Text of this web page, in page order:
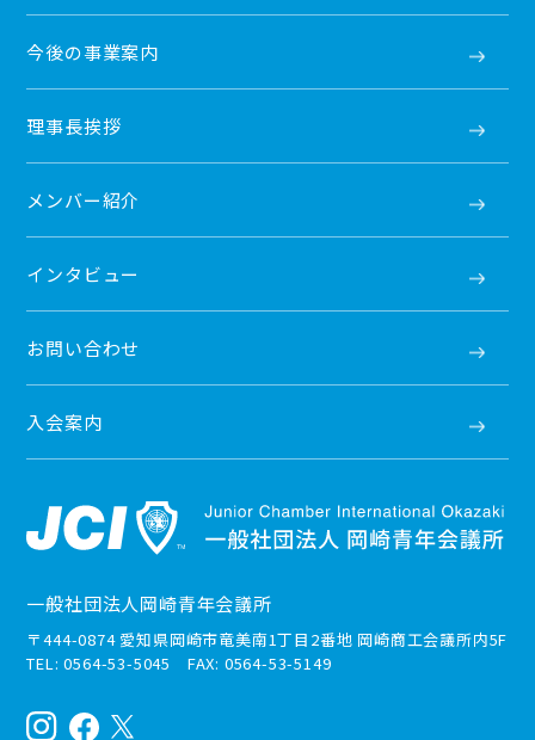
今後の事業案内
理事長挨拶
メンバー紹介
インタビュー
お問い合わせ
入会案内
一般社団法人岡崎青年会議所
〒444-0874 愛知県岡崎市竜美南1丁目2番地 岡崎商工会議所内5F
TEL: 0564-53-5045 FAX: 0564-53-5149